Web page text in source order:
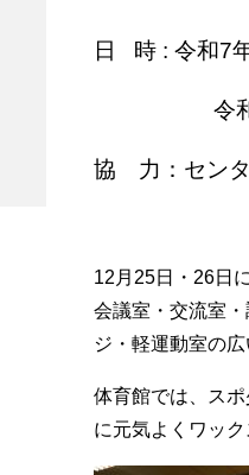
日 時 : 令和7
令和7年12
協 力：センタ
12月25日・26日
会議室・交流室
ジ・軽運動室の
体育館では、ス
に元気よくワッ